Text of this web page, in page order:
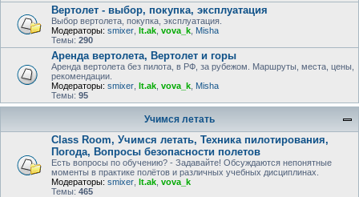
Вертолет - выбор, покупка, эксплуатация
Выбор вертолета, покупка, эксплуатация.
Модераторы: smixer lt.ak vova_k Misha
Темы: 290
Аренда вертолета, Вертолет и горы
Аренда вертолета без пилота, в РФ, за рубежом. Маршруты, места, цены,
рекомендации.
Модераторы: smixer lt.ak vova_k Misha
Темы: 95
Учимся летать
Class Room, Учимся летать, Техника пилотирования,
Погода, Вопросы безопасности полетов
Есть вопросы по обучению? - Задавайте! Обсуждаются непонятные
моменты в практике полётов и различных учебных дисциплинах.
Модераторы: smixer lt.ak vova_k
Темы: 465